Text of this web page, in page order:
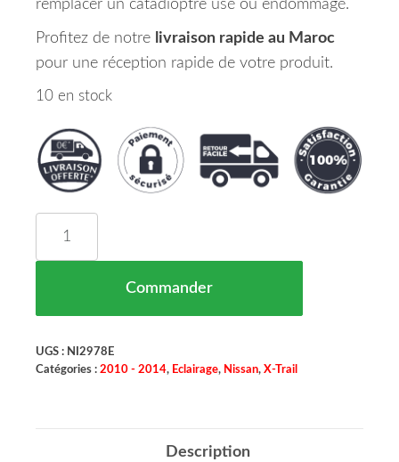
remplacer un catadioptre usé ou endommagé.
Profitez de notre livraison rapide au Maroc
pour une réception rapide de votre produit.
10 en stock
Commander
UGS : NI2978E
Catégories : 2010 - 2014, Eclairage, Nissan, X-Trail
Description